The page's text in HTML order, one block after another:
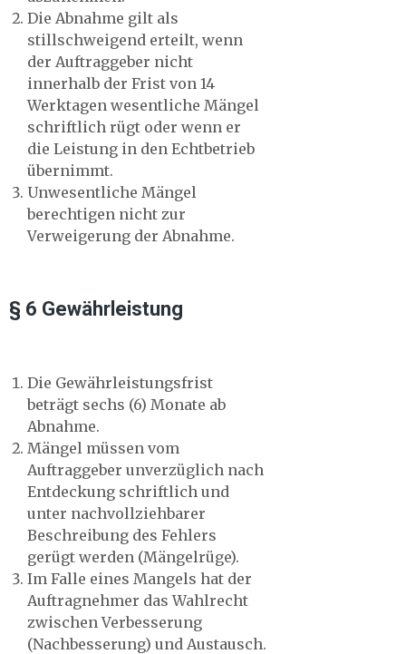
Die Abnahme gilt als
stillschweigend erteilt, wenn
der Auftraggeber nicht
innerhalb der Frist von 14
Werktagen wesentliche Mängel
schriftlich rügt oder wenn er
die Leistung in den Echtbetrieb
übernimmt.
Unwesentliche Mängel
berechtigen nicht zur
Verweigerung der Abnahme.
§ 6 Gewährleistung
Die Gewährleistungsfrist
beträgt sechs (6) Monate ab
Abnahme.
Mängel müssen vom
Auftraggeber unverzüglich nach
Entdeckung schriftlich und
unter nachvollziehbarer
Beschreibung des Fehlers
gerügt werden (Mängelrüge).
Im Falle eines Mangels hat der
Auftragnehmer das Wahlrecht
zwischen Verbesserung
(Nachbesserung) und Austausch.